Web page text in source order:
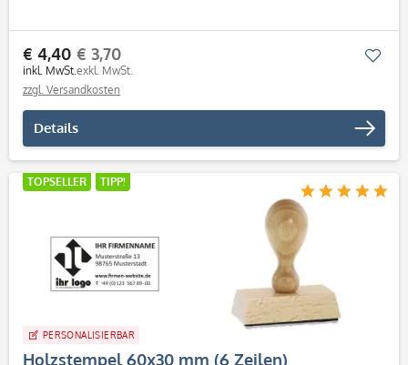
€ 4,40
inkl. MwSt.
€ 3,70
exkl. MwSt.
zzgl. Versandkosten
Details
TOPSELLER TIPP!
PERSONALISIERBAR
Holzstempel 60x30 mm (6 Zeilen)